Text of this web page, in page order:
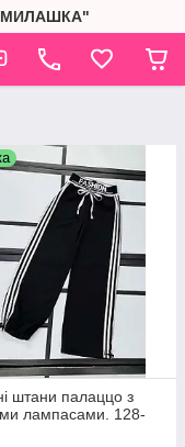
"МИЛАШКА"
штани палаццо з
лампасами. 128-